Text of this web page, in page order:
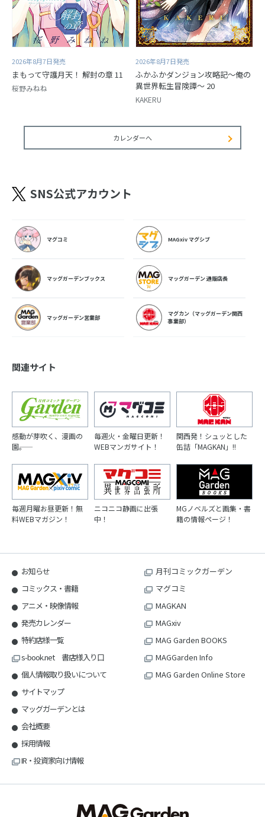
2026年8月7日発売
まもって守護月天！ 解封の章 11
桜野みねね
2026年8月7日発売
ふかふかダンジョン攻略記～俺の
異世界転生冒険譚～ 20
KAKERU
カレンダーへ
SNS公式アカウント
マグコミ MAGxiv マグシブ
マッグガーデンブックス マッグガーデン 通販店長
マッグガーデン営業部
マグカン（マッグガーデン関西
事業部）
関連サイト
感動が芽吹く、漫画の
園――。
毎週火・金曜日更新！
WEBマンガサイト！
関西発！シュッとした
缶詰「MAGKAN」!!
毎週月曜お昼更新！無
料WEBマガジン！
ニコニコ静画に出張
中！
MGノベルズと画集・書
籍の情報ページ！
お知らせ
コミックス・書籍
アニメ・映像情報
発売カレンダー
特約店様一覧
s-book.net 書店様入り口
個人情報取り扱いについて
サイトマップ
マッグガーデンとは
会社概要
採用情報
IR・投資家向け情報
月刊コミックガーデン
マグコミ
MAGKAN
MAGxiv
MAG Garden BOOKS
MAGGarden Info
MAG Garden Online Store